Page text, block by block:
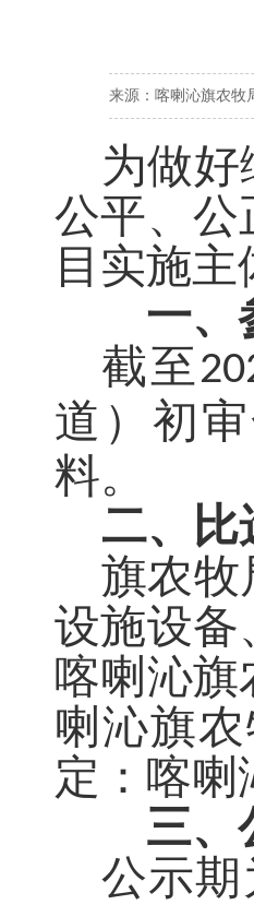
来源：喀喇沁旗农
为做
公平、公
目实施
一、
截至
道）初
料。
二、比
旗农牧
设施设备
喀喇沁旗
喇沁旗
定：喀喇
三、
公示期